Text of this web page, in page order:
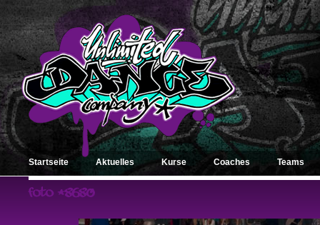
Startseite Aktuelles Kurse Coaches Teams